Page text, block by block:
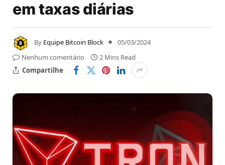
em taxas diárias
By Equipe Bitcoin Block
05/03/2024
Nenhum comentário
2 Mins Read
Compartilhe